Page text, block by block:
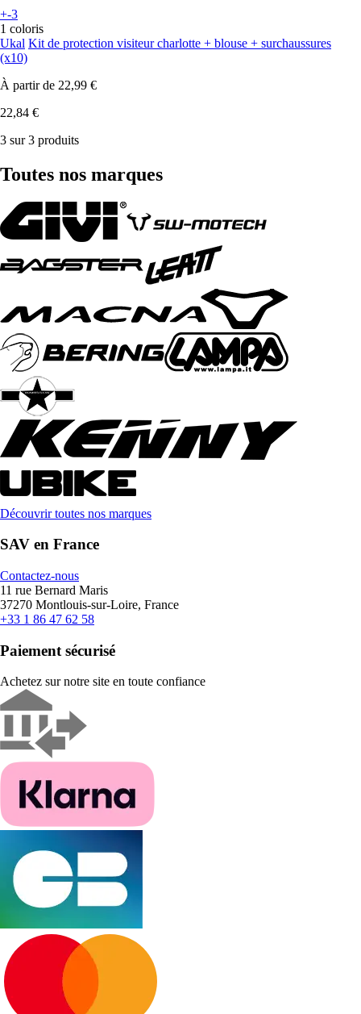
+-3
1 coloris
Ukal Kit de protection visiteur charlotte + blouse + surchaussures
(x10)
À partir de 22,99 €
22,84 €
3 sur 3 produits
Toutes nos marques
Découvrir toutes nos marques
SAV en France
Contactez-nous
11 rue Bernard Maris
37270 Montlouis-sur-Loire, France
+33 1 86 47 62 58
Paiement sécurisé
Achetez sur notre site en toute confiance